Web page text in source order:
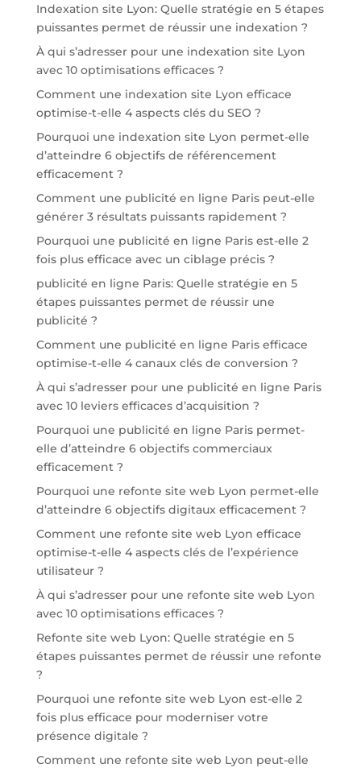
Indexation site Lyon: Quelle stratégie en 5 étapes
puissantes permet de réussir une indexation ?
À qui s’adresser pour une indexation site Lyon
avec 10 optimisations efficaces ?
Comment une indexation site Lyon efficace
optimise-t-elle 4 aspects clés du SEO ?
Pourquoi une indexation site Lyon permet-elle
d’atteindre 6 objectifs de référencement
efficacement ?
Comment une publicité en ligne Paris peut-elle
générer 3 résultats puissants rapidement ?
Pourquoi une publicité en ligne Paris est-elle 2
fois plus efficace avec un ciblage précis ?
publicité en ligne Paris: Quelle stratégie en 5
étapes puissantes permet de réussir une
publicité ?
Comment une publicité en ligne Paris efficace
optimise-t-elle 4 canaux clés de conversion ?
À qui s’adresser pour une publicité en ligne Paris
avec 10 leviers efficaces d’acquisition ?
Pourquoi une publicité en ligne Paris permet-
elle d’atteindre 6 objectifs commerciaux
efficacement ?
Pourquoi une refonte site web Lyon permet-elle
d’atteindre 6 objectifs digitaux efficacement ?
Comment une refonte site web Lyon efficace
optimise-t-elle 4 aspects clés de l’expérience
utilisateur ?
À qui s’adresser pour une refonte site web Lyon
avec 10 optimisations efficaces ?
Refonte site web Lyon: Quelle stratégie en 5
étapes puissantes permet de réussir une refonte
?
Pourquoi une refonte site web Lyon est-elle 2
fois plus efficace pour moderniser votre
présence digitale ?
Comment une refonte site web Lyon peut-elle